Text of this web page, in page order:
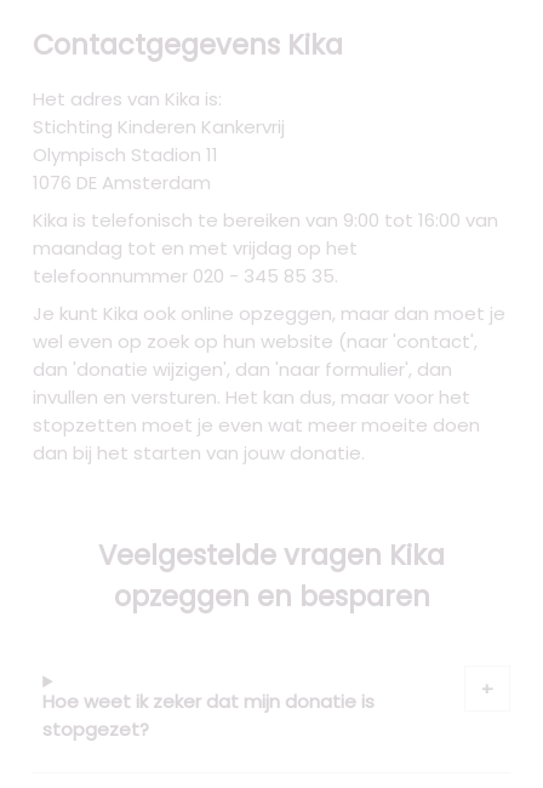
Contactgegevens Kika
Het adres van Kika is:
Stichting Kinderen Kankervrij
Olympisch Stadion 11
1076 DE Amsterdam
Kika is telefonisch te bereiken van 9:00 tot 16:00 van
maandag tot en met vrijdag op het
telefoonnummer 020 - 345 85 35.
Je kunt Kika ook online opzeggen, maar dan moet je
wel even op zoek op hun website (naar 'contact',
dan 'donatie wijzigen', dan 'naar formulier', dan
invullen en versturen. Het kan dus, maar voor het
stopzetten moet je even wat meer moeite doen
dan bij het starten van jouw donatie.
Veelgestelde vragen Kika
opzeggen en besparen
Hoe weet ik zeker dat mijn donatie is
stopgezet?